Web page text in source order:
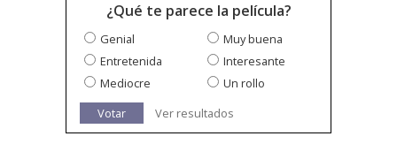
¿Qué te parece la película?
Genial
Muy buena
Entretenida
Interesante
Mediocre
Un rollo
Votar
Ver resultados